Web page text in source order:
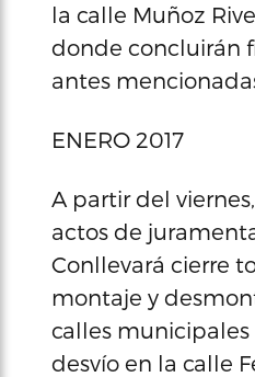
la calle Muñoz
donde concluirán
antes
ENERO 2017
A partir del
actos de
Conllevará cierre
montaje y
calles municipales
desvío en la calle